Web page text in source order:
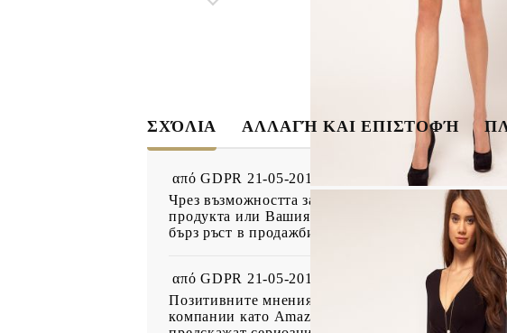
ΣΧΌΛΙΑ ΑΛΛΑΓΉ ΚΑΙ ΕΠΙΣΤΟΦΉ
απόGDPR 21-05-2018
13 Νοέμβριος 2014 23:31
Чрез възможността за оценка на продукта на
продукта или Вашия магазин и на следващи
бърз ръст в продажбите.
απόGDPR 21-05-2018
11 Νοέμβριος 2014 07:37
Позитивните мнения и коментари от своя
компании като Amazon създадоха възможност